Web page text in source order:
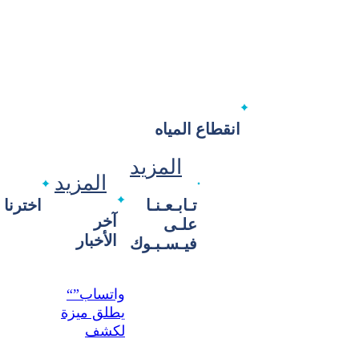
انقطاع المياه
المزيد
آخر
الأخبار
“واتساب”
يطلق ميزة
لكشف
المزيد
تـابـعـنـا
علـى
فيـسـبـوك